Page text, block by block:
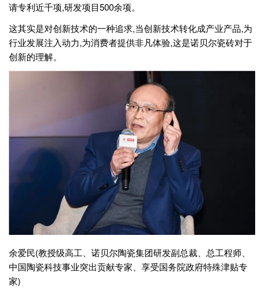
请专利近千项,研发项目500余项。
这其实是对创新技术的一种追求,当创新技术转化成产业产品,为
行业发展注入动力,为消费者提供非凡体验,这是诺贝尔瓷砖对于
创新的理解。
余爱民(教授级高工、诺贝尔陶瓷集团研发副总裁、总工程师、
中国陶瓷科技事业突出贡献专家、享受国务院政府特殊津贴专
家)